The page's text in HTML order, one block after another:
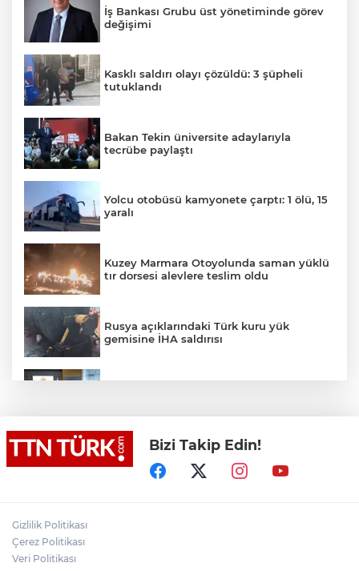
İş Bankası Grubu üst yönetiminde görev
değişimi
Kasklı saldırı olayı çözüldü: 3 şüpheli
tutuklandı
Bakan Tekin üniversite adaylarıyla
tecrübe paylaştı
Yolcu otobüsü kamyonete çarptı: 1 ölü, 15
yaralı
Kuzey Marmara Otoyolunda saman yüklü
tır dorsesi alevlere teslim oldu
Rusya açıklarındaki Türk kuru yük
gemisine İHA saldırısı
Lukaku Fener’e mi, Beşiktaş’a mı geliyor?
Bizi Takip Edin!
Gizlilik Politikası
Çerez Politikası
Veri Politikası